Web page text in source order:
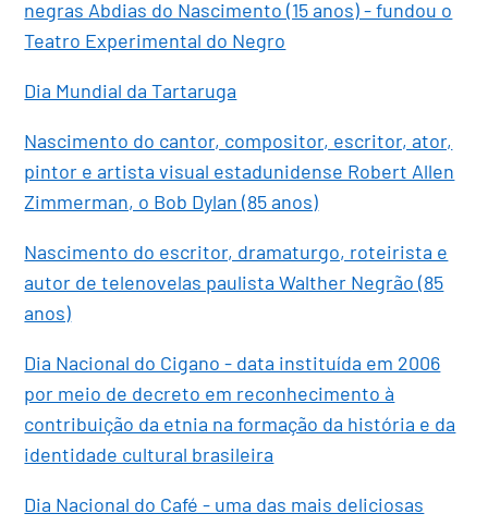
negras Abdias do Nascimento (15 anos) - fundou o
Teatro Experimental do Negro
Dia Mundial da Tartaruga
Nascimento do cantor, compositor, escritor, ator,
pintor e artista visual estadunidense Robert Allen
Zimmerman, o Bob Dylan (85 anos)
Nascimento do escritor, dramaturgo, roteirista e
autor de telenovelas paulista Walther Negrão (85
anos)
Dia Nacional do Cigano - data instituída em 2006
por meio de decreto em reconhecimento à
contribuição da etnia na formação da história e da
identidade cultural brasileira
Dia Nacional do Café - uma das mais deliciosas